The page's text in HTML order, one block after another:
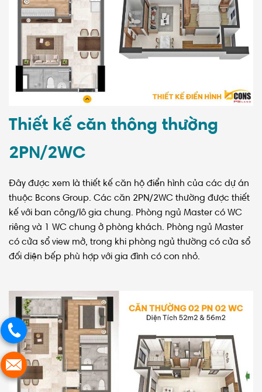
Thiết kế căn thông thường
2PN/2WC
Đây được xem là thiết kế căn hộ điển hình của các dự án
thuộc Bcons Group. Các căn 2PN/2WC thường được thiết
kế với ban công/lô gia chung. Phòng ngủ Master có WC
riêng và 1 WC chung ở phòng khách. Phòng ngủ Master
có cửa sổ view mở, trong khi phòng ngủ thường có cửa sổ
đối diện bếp phù hợp với gia đình có con nhỏ.